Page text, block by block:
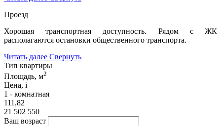
Проезд
Хорошая транспортная доступность. Рядом с ЖК
располагаются остановки общественного транспорта.
Читать далее Свернуть
Тип квартиры
Площадь, м2
Цена, i
1 - комнатная
111,82
21 502 550
Ваш возраст